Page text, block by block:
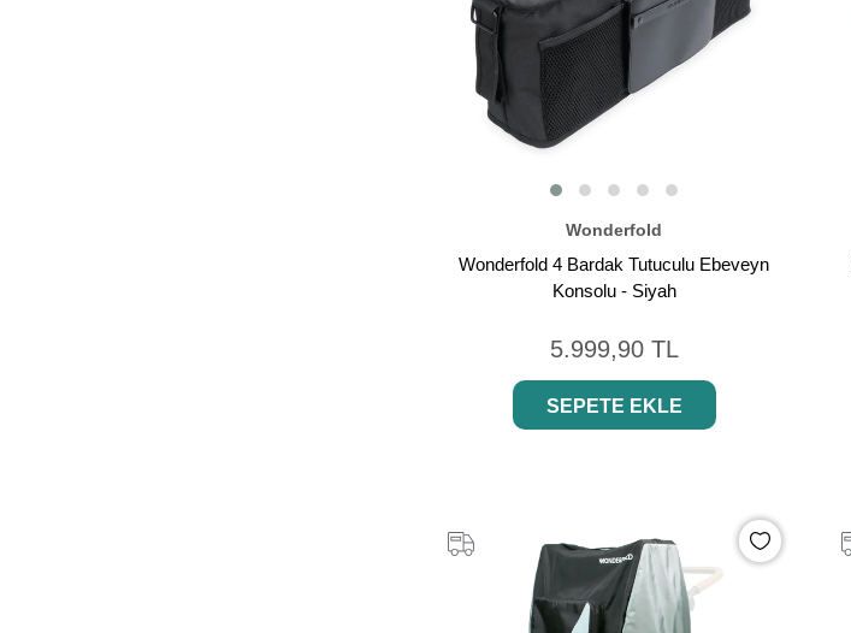
Wonderfold
Wonderfold 4 Bardak Tutuculu Ebeveyn
Konsolu - Siyah
5.999,90 TL
SEPETE EKLE